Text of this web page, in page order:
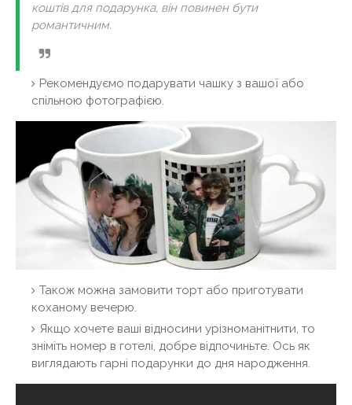
коштів для подарунка, він повинен бути
романтичним.
Рекомендуємо подарувати чашку з вашої або
спільною фотографією.
Також можна замовити торт або приготувати
коханому вечерю.
Якщо хочете ваші відносини урізноманітнити, то
зніміть номер в готелі, добре відпочиньте. Ось як
виглядають гарні подарунки до дня народження.